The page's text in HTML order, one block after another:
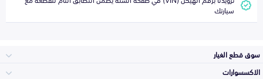
سيارتك
سوق قطع الغيار
الاكسسوارات